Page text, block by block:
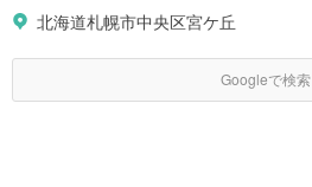
北海道札幌市中央区宮ケ丘
Googleで検索